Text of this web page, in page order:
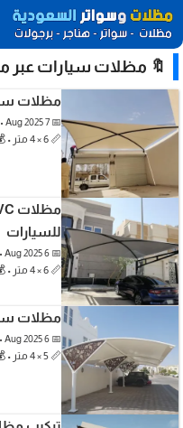
🔖 مظلات سيارات عبر
مظلات
📅 7 Aug 2025 • 🏷️ مظلات سيارات • 👤 admin • 📍 البكيرية
📏 6 × 4 متر • 💰
للسيارات
📅 6 Aug 2025 • 🏷️ مظلات سيارات • 👤 admin • 📍 القصيم
📏 6 × 4 متر • 💰
مظلات
📅 6 Aug 2025 • 🏷️ مظلات سيارات • 👤 admin • 📍 البكيرية
📏 5 × 4 متر • 💰